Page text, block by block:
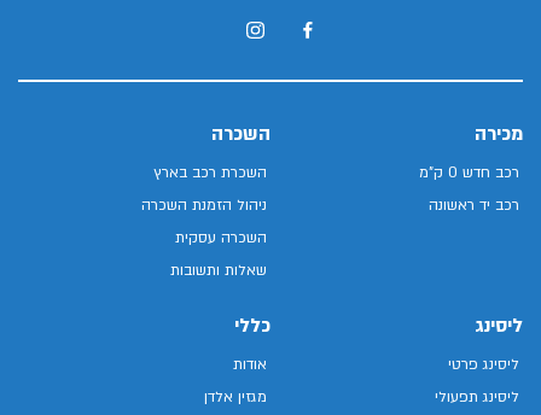
מכירה
רכב חדש 0 ק"מ
רכב יד ראשונה
השכרה
השכרת רכב בארץ
ניהול הזמנת השכרה
השכרה עסקית
שאלות ותשובות
ליסינג
ליסינג פרטי
ליסינג תפעולי
כללי
אודות
מגזין אלדן